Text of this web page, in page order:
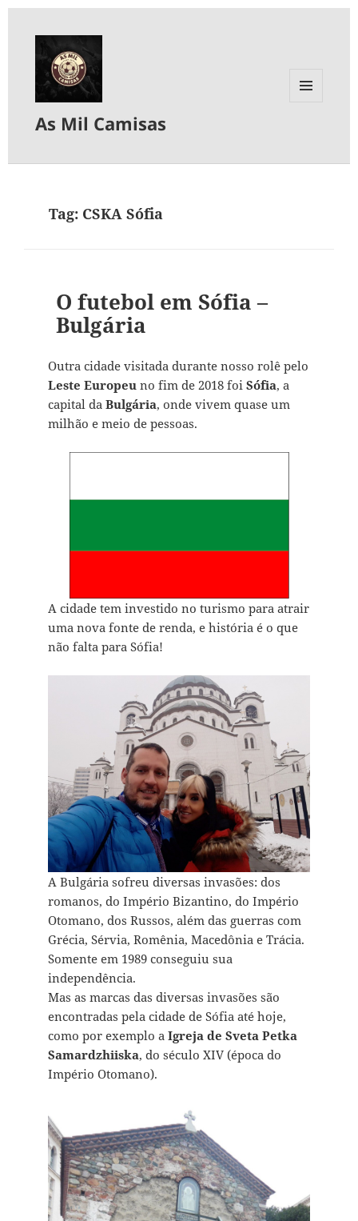
As Mil Camisas
Tag: CSKA Sófia
O futebol em Sófia –
Bulgária
Outra cidade visitada durante nosso rolê pelo
Leste Europeuno fim de 2018 foi Sófia, a
capital da Bulgária, onde vivem quase um
milhão e meio de pessoas.
A cidade tem investido no turismo para atrair
uma nova fonte de renda, e história é o que
não falta para Sófia!
A Bulgária sofreu diversas invasões: dos
romanos, do Império Bizantino, do Império
Otomano, dos Russos, além das guerras com
Grécia, Sérvia, Romênia, Macedônia e Trácia.
Somente em 1989 conseguiu sua
independência.
Mas as marcas das diversas invasões são
encontradas pela cidade de Sófia até hoje,
como por exemplo a Igreja de Sveta Petka
Samardzhiiska, do século XIV (época do
Império Otomano).